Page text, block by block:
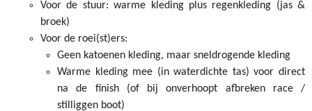
Voor de stuur: warme kleding plus regenkleding (jas &
broek)
Voor de roei(st)ers:
Geen katoenen kleding, maar sneldrogende kleding
Warme kleding mee (in waterdichte tas) voor direct
na de finish (of bij onverhoopt afbreken race /
stilliggen boot)